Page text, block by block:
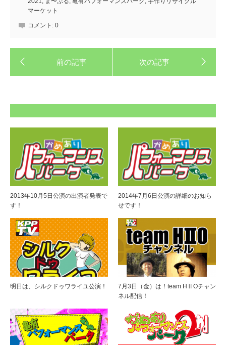
マーケット
コメント: 0
2013年10月5日公演の出演者発表で
す！
2014年7月6日公演の詳細のお知ら
せです！
明日は、シルクドゥワライユ公演！
7月3日（金）は！team HⅡOチャン
ネル配信！